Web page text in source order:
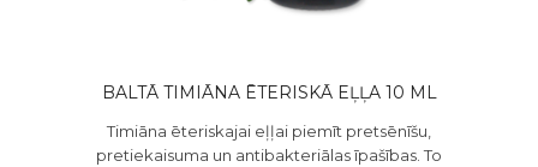
BALTĀ TIMIĀNA ĒTERISKĀ EĻĻA 10 ML
Timiāna ēteriskajai eļļai piemīt pretsēnīšu,
pretiekaisuma un antibakteriālas īpašības. To